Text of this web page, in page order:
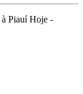
Piauí Hoje -